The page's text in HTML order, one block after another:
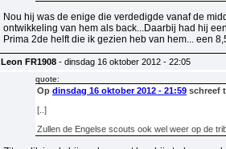
Nou hij was de enige die verdedigde vanaf de
ontwikkeling van hem als back...Daarbij had hij
Prima 2de helft die ik gezien heb van hem... een
Leon FR1908 - dinsdag 16 oktober 2012 - 22:05
quote:
Op dinsdag 16 oktober 2012 - 21:59 schreef
[..]
Zullen de Engelse scouts ook wel weer op de